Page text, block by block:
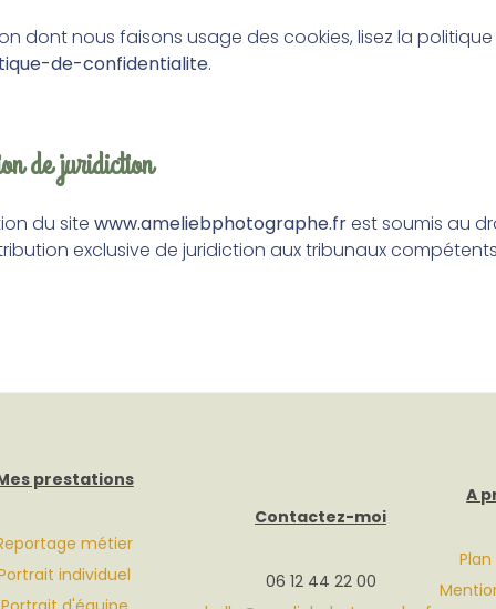
dont nous faisons usage des cookies, lisez la
de-confidentialite.
de juridiction
du site www.ameliebphotographe.frest soumis au
exclusive de juridiction aux tribunaux
prestations
métier
individuel
Contactez-moi
06 12 44 22 00
A